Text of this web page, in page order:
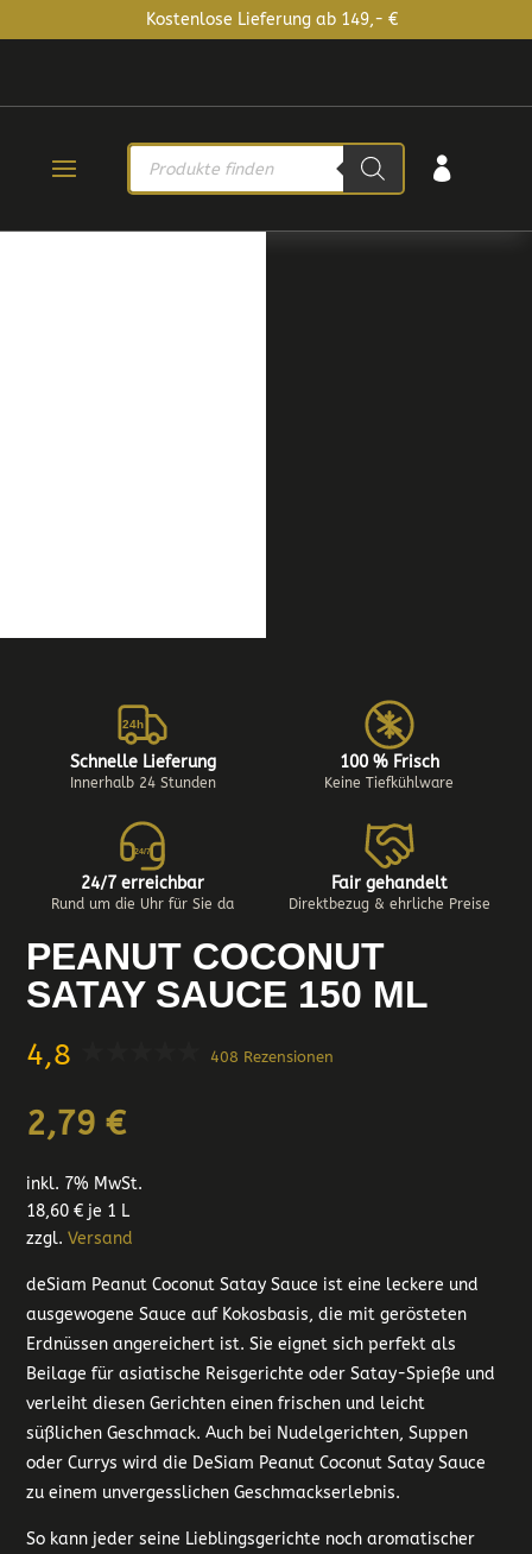
Kostenlose Lieferung ab 149,- €
PRODUCTS
SEARCH

PEANUT COCONUT
SATAY SAUCE 150 ML
4,8 408 Rezensionen
2,79€
inkl. 7% MwSt.
18,60€ je 1 L
zzgl.Versand
deSiam Peanut Coconut Satay Sauce ist eine leckere und
ausgewogene Sauce auf Kokosbasis, die mit gerösteten
Erdnüssen angereichert ist. Sie eignet sich perfekt als
Beilage für asiatische Reisgerichte oder Satay-Spieße und
verleiht diesen Gerichten einen frischen und leicht
süßlichen Geschmack. Auch bei Nudelgerichten, Suppen
oder Currys wird die DeSiam Peanut Coconut Satay Sauce
zu einem unvergesslichen Geschmackserlebnis.
So kann jeder seine Lieblingsgerichte noch aromatischer
24h
Schnelle Lieferung
Innerhalb 24 Stunden
100 % Frisch
Keine Tiefkühlware
24/7
24/7 erreichbar
Rund um die Uhr für Sie da
Fair gehandelt
Direktbezug & ehrliche Preise